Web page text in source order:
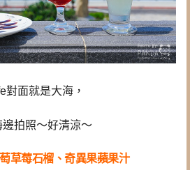
對面就是大海，
拍照～好清涼～
草莓石榴、奇異果蘋果汁